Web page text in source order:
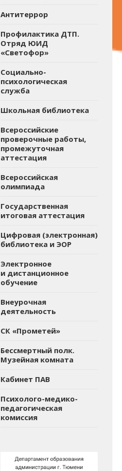
Антитеррор
Профилактика ДТП.
Отряд ЮИД
«Светофор»
Социально-
психологическая
служба
Школьная библиотека
Всероссийские
проверочные работы,
промежуточная
аттестация
Всероссийская
олимпиада
Государственная
итоговая аттестация
Цифровая (электронная)
библиотека и ЭОР
Электронное
и дистанционное
обучение
Внеурочная
деятельность
СК «Прометей»
Бессмертный полк.
Музейная комната
Кабинет ПАВ
Психолого-медико-
педагогическая
комиссия